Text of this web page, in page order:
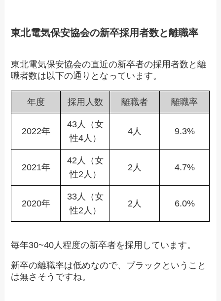
東北電気保安協会の新卒採用者数と離職率
東北電気保安協会の直近の新卒者の採用者数と離
職者数は以下の通りとなっています。
年度 採用人数 離職者 離職率
2022年
43人（女
性4人）
4人 9.3%
2021年
42人（女
性2人）
2人 4.7%
2020年
33人（女
性2人）
2人 6.0%
毎年30~40人程度の新卒者を採用しています。
新卒の離職率は低めなので、ブラックということ
は無さそうですね。